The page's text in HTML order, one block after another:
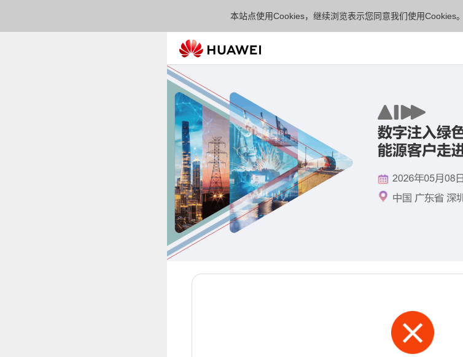
本站点使用Cookies，继续浏览表示您同意我们使用Cookies。